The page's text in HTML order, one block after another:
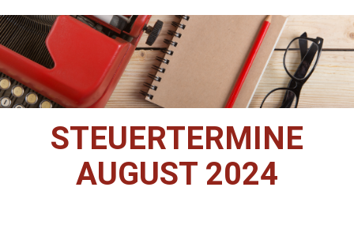
STEUERTERMINE
AUGUST 2024